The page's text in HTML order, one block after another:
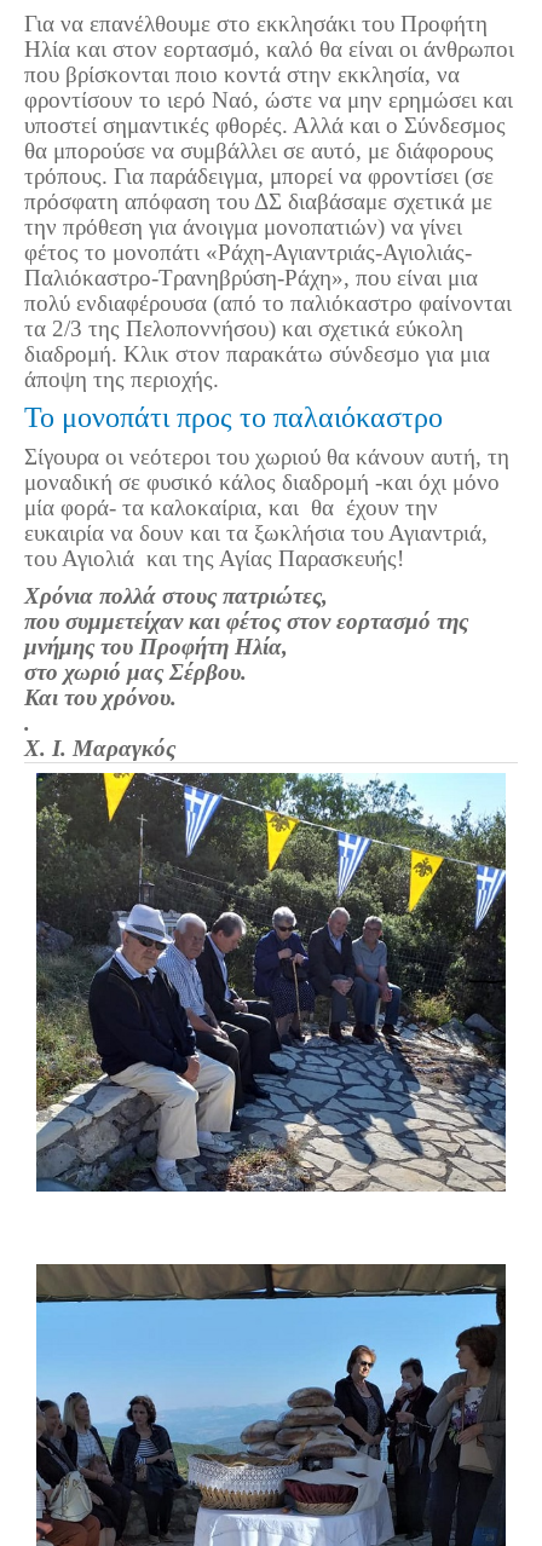
Για να επανέλθουμε στο εκκλησάκι του Προφήτη
Ηλία και στον εορτασμό, καλό θα είναι οι άνθρωποι
που βρίσκονται ποιο κοντά στην εκκλησία, να
φροντίσουν το ιερό Ναό, ώστε να μην ερημώσει και
υποστεί σημαντικές φθορές. Αλλά και ο Σύνδεσμος
θα μπορούσε να συμβάλλει σε αυτό, με διάφορους
τρόπους. Για παράδειγμα, μπορεί να φροντίσει (σε
πρόσφατη απόφαση του ΔΣ διαβάσαμε σχετικά με
την πρόθεση για άνοιγμα μονοπατιών) να γίνει
φέτος το μονοπάτι «Ράχη-Αγιαντριάς-Αγιολιάς-
Παλιόκαστρο-Τρανηβρύση-Ράχη», που είναι μια
πολύ ενδιαφέρουσα (από το παλιόκαστρο φαίνονται
τα 2/3 της Πελοποννήσου) και σχετικά εύκολη
διαδρομή. Κλικ στον παρακάτω σύνδεσμο για μια
άποψη της περιοχής.
Το μονοπάτι προς το παλαιόκαστρο
Σίγουρα οι νεότεροι του χωριού θα κάνουν αυτή, τη
μοναδική σε φυσικό κάλος διαδρομή -και όχι μόνο
μία φορά- τα καλοκαίρια, και θα έχουν την
ευκαιρία να δουν και τα ξωκλήσια του Αγιαντριά,
του Αγιολιά και της Αγίας Παρασκευής!
Χρόνια πολλά στους πατριώτες,
που συμμετείχαν και φέτος στον εορτασμό της
μνήμης του Προφήτη Ηλία,
στο χωριό μας Σέρβου.
Και του χρόνου.
.
Χ. Ι. Μαραγκός